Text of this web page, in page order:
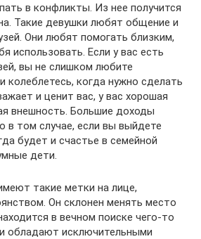
в конфликты. Из нее получится
Такие девушки любят общение и
Они любят помогать близким,
использовать. Если у вас есть
вы не слишком любите
колеблетесь, когда нужно сделать
и ценит вас, у вас хорошая
внешность. Большие доходы
в том случае, если вы выйдете
будет и счастье в семейной
дети.
такие метки на лице,
Он склонен менять место
в вечном поиске чего-то
обладают исключительными